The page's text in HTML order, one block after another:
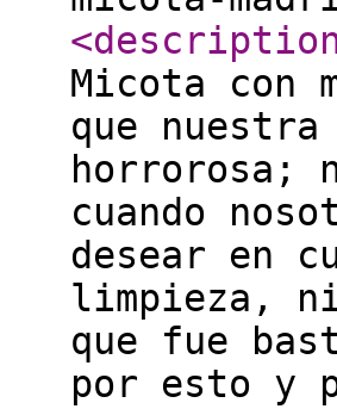
Micota con
que
horrorosa;
cuando
desear en
limpieza,
que fue
por esto y